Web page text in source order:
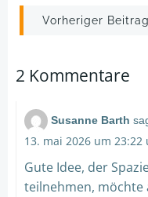
Post
navigation
Vorheriger Beitrag
2 Kommentare
Susanne Barth
13. mai 2026 um 23:22
Gute Idee, der
teilnehmen, möchte